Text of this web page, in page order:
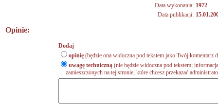
Data wykonania: 1972
Data publikacji:
Opinie:
Dodaj
opinię (będzie ona widoczna pod tekstem jako Twój komentarz
uwagę techniczną (nie będzie widoczna pod tekstem;
zamieszczonych na tej stronie, które chcesz przekazać